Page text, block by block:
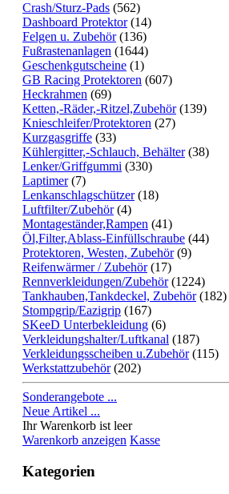
Crash/Sturz-Pads (562)
Dashboard Protektor(14)
Felgen u. Zubehör(136)
Fußrastenanlagen (1644)
Geschenkgutscheine (1)
GB Racing Protektoren (607)
Heckrahmen (69)
Ketten,-Räder,-Ritzel,Zubehör(139)
Knieschleifer/Protektoren (27)
Kurzgasgriffe (33)
Kühlergitter,-Schlauch, Behälter(38)
Lenker/Griffgummi (330)
Laptimer(7)
Lenkanschlagschützer(18)
Luftfilter/Zubehör(4)
Montageständer,Rampen (41)
Öl,Filter,Ablass-Einfüllschraube (44)
Protektoren, Westen, Zubehör(9)
Reifenwärmer / Zubehör(17)
Rennverkleidungen/Zubehör(1224)
Tankhauben,Tankdeckel, Zubehör(182)
Stompgrip/Eazigrip (167)
SKeeD Unterbekleidung (6)
Verkleidungshalter/Luftkanal (187)
Verkleidungsscheiben u.Zubehör(115)
Werkstattzubehör(202)
Sonderangebote ...
Neue Artikel ...
Ihr Warenkorb ist leer
Warenkorb anzeigen Kasse
Kategorien